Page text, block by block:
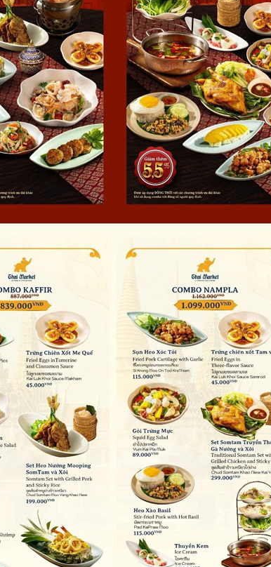
lòng liên hệ để biết chi tiết.
tiết.
tiết.